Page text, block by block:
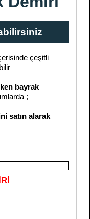
çeşitli
bayrak
;
satın alarak